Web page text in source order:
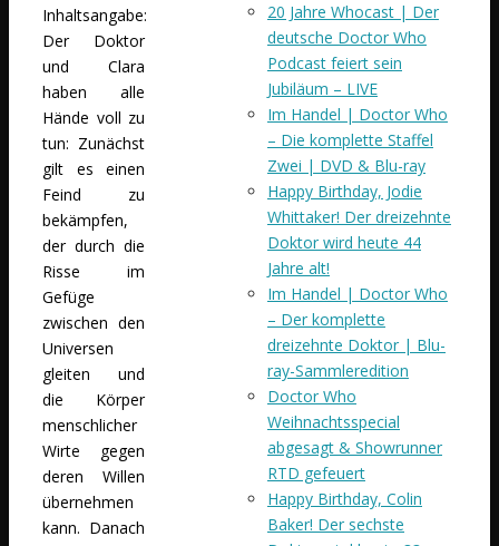
Inhaltsangabe:
Der Doktor
und Clara
haben alle
Hände voll zu
tun: Zunächst
gilt es einen
Feind zu
bekämpfen,
der durch die
Risse im
Gefüge
zwischen den
Universen
gleiten und
die Körper
menschlicher
Wirte gegen
deren Willen
übernehmen
kann. Danach
20 Jahre Whocast | Der
deutsche Doctor Who
Podcast feiert sein
Jubiläum – LIVE
Im Handel | Doctor Who
– Die komplette Staffel
Zwei | DVD & Blu-ray
Happy Birthday, Jodie
Whittaker! Der dreizehnte
Doktor wird heute 44
Jahre alt!
Im Handel | Doctor Who
– Der komplette
dreizehnte Doktor | Blu-
ray-Sammleredition
Doctor Who
Weihnachtsspecial
abgesagt & Showrunner
RTD gefeuert
Happy Birthday, Colin
Baker! Der sechste